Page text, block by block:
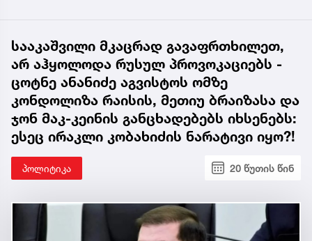
სააკაშვილი მკაცრად გავაფრთხილეთ,
არ აჰყოლოდა რუსულ პროვოკაციებს -
ცოტნე ანანიძე აგვისტოს ომზე
კონდოლიზა რაისის, მეთიუ ბრაიზასა და
ჯონ მაკ-კეინის განცხადებებს იხსენებს:
ესეც ირაკლი კობახიძის ნარატივი იყო?!
პოლიტიკა 20 წუთის წინ